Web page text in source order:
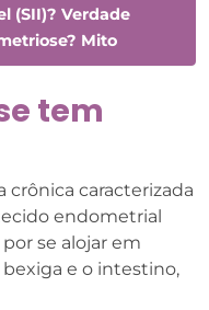
(SII)? Verdade
Mito
tem
crônica caracterizada
endometrial
se alojar em
e o intestino,